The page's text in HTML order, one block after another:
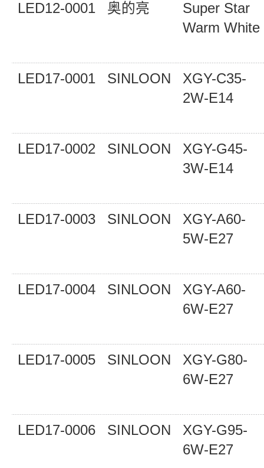
LED12-0001 奥的亮
Super Star
Warm White
LED17-0001 SINLOON
XGY-C35-
2W-E14
LED17-0002 SINLOON
XGY-G45-
3W-E14
LED17-0003 SINLOON
XGY-A60-
5W-E27
LED17-0004 SINLOON
XGY-A60-
6W-E27
LED17-0005 SINLOON
XGY-G80-
6W-E27
LED17-0006 SINLOON
XGY-G95-
6W-E27